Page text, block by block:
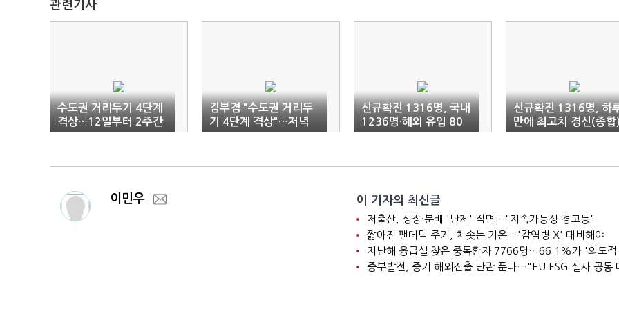
관련기사
수도권 거리두기 4단계
격상…12일부터 2주간
(1보)
김부겸 "수도권 거리두
기 4단계 격상"…저녁
모임 2명만(종합)
신규확진 1316명, 국내
1236명·해외 유입 80
명(1보)
신규확진 1316명, 하
만에 최고치 경신(종합)
이민우 이 기자의 최신글
저출산, 성장·분배 '난제' 직면…"지속가능성 경고등"
짧아진 팬데믹 주기, 치솟는 기온…'감염병 X' 대비해야
지난해 응급실 찾은 중독환자 7766명…66.1%가 '의도적
중부발전, 중기 해외진출 난관 푼다…"EU ESG 실사 공동